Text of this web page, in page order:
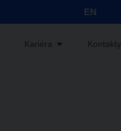
EN
Kariéra Kontakty